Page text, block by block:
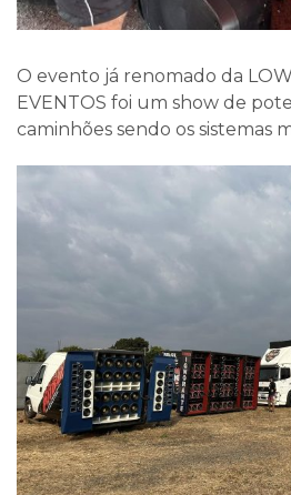
O evento já renomado da
EVENTOS foi um show de
caminhões sendo os sistemas